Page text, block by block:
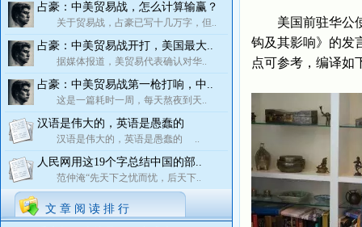
占豪：中美贸易战，怎么计算输赢？
关于贸易战，占豪已写十几万字，但..
占豪：中美贸易战开打，美国最大..
据媒体报道，美贸易代表确认对华..
占豪：中美贸易战第一枪打响，中..
这是一篇耗时一周，每天熬夜到天..
汉语是伟大的，英语是愚蠢的
汉语是伟大的，英语是愚蠢的 ..
人民网用这19个字总结中国的部..
范仲淹“先天下之忧而忧，后天下..
文 章 阅 读 排 行
美国前驻华公使
钩及其影响》的发
点可参考，编译如